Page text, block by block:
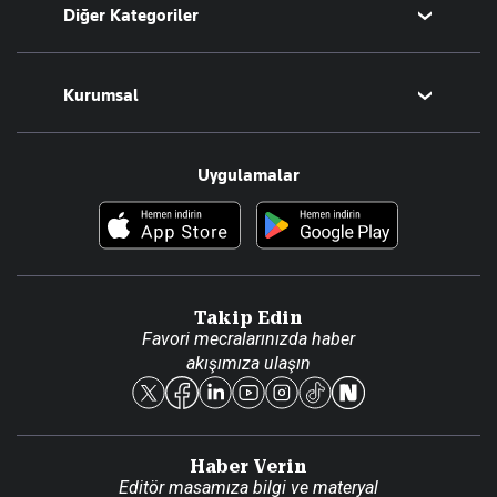
Tüm Yazarlar
Diğer Kategoriler
Magazin
Teknoloji
Resmî Ilanlar
Foto Haber
Kurumsal
Hakkımızda
Künye
Reklam Ver
Uygulamalar
Takip Edin
Favori mecralarınızda haber
akışımıza ulaşın
Haber Verin
Editör masamıza bilgi ve materyal